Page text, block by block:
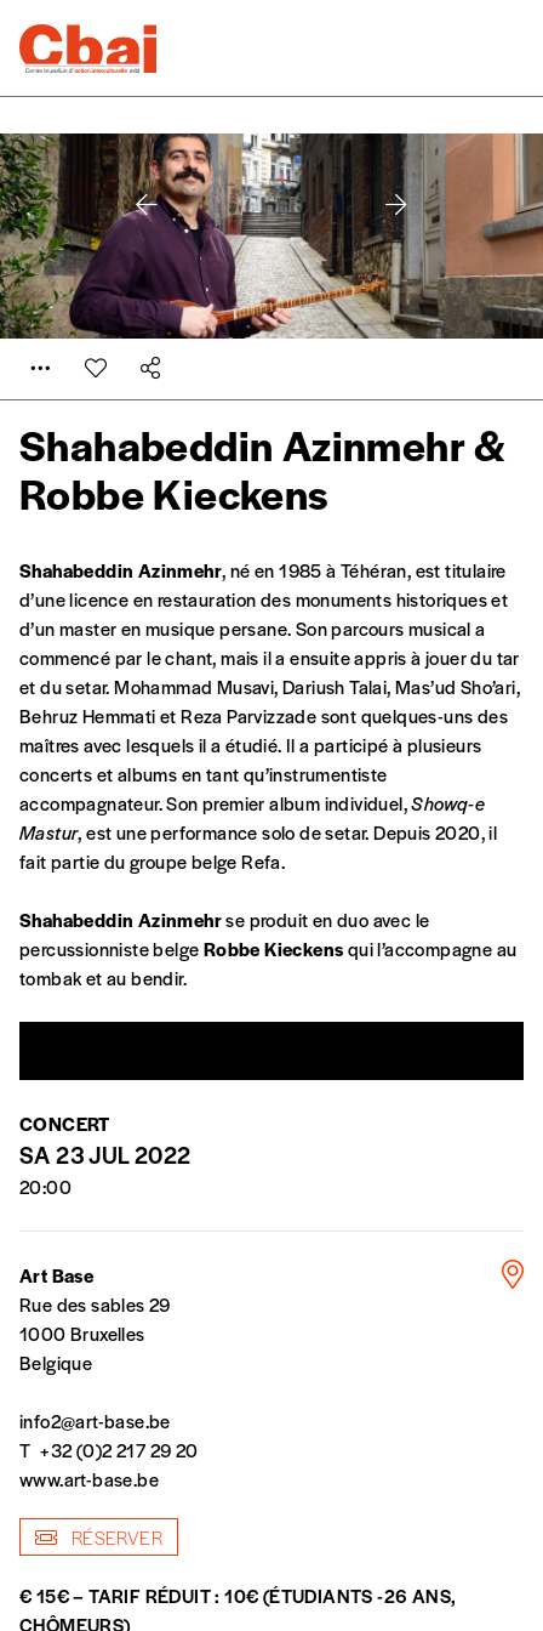
Shahabeddin Azinmehr &
Robbe Kieckens
Se connecter
Créer un compte
Formulaire de
A partir de 2021,Imag, le magazine de l’interculturel,
pour lui de payer le prix qu’il estime juste. Dans
d’affirmer notre attachement aux valeurs de solidarité,
notre publication. Cette valeur peut donc être
En pratique
Vous indiquez si vous souhaitez recevoir la revue en
Vous renseignez vos coordonnées.
numéro de la commande renseigné dans le mail de
NB: Vous pouvez choisir de participer financièrement
Ce paiement n’est pas indispensable. Il marque votre
NOS FORMULES
Abonnement
1 an = 5 numéros
Shahabeddin Azinmehr, né en 1985 à Téhéran, est titulaire
d’une licence en restauration des monuments historiques et
d’un master en musique persane. Son parcours musical a
commencé par le chant, mais il a ensuite appris à jouer du tar
et du setar. Mohammad Musavi, Dariush Talai, Mas’ud Sho’ari,
Behruz Hemmati et Reza Parvizzade sont quelques-uns des
maîtres avec lesquels il a étudié. Il a participé à plusieurs
concerts et albums en tant qu’instrumentiste
accompagnateur. Son premier album individuel,Showq-e
Mastur, est une performance solo de setar. Depuis 2020, il
fait partie du groupe belge Refa.
Shahabeddin Azinmehrse produit en duo avec le
percussionniste belgeRobbe Kieckensqui l’accompagne au
tombak et au bendir.
CONCERT
SA 23 JUL 2022
20:00
Art Base
Rue des sables 29
1000 Bruxelles
Belgique
info2@art-base.be
T +32 (0)2 217 29 20
www.art-base.be
RÉSERVER
€ 15€ – TARIF RÉDUIT : 10€ (ÉTUDIANTS -26 ANS,
CHÔMEURS)